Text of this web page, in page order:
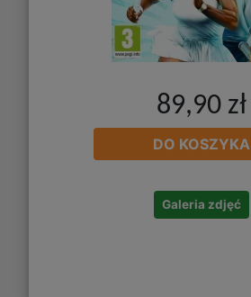
89,90 zł
DO KOSZYKA
Galeria zdjęć